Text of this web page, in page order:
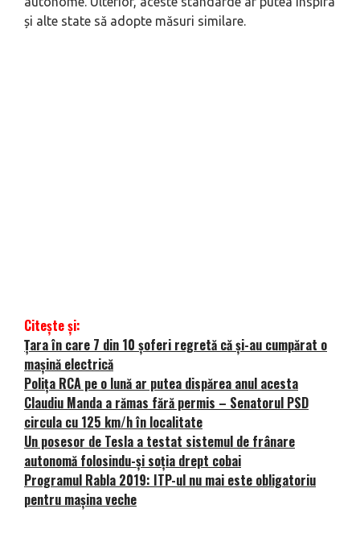
și alte state să adopte măsuri similare.
Citește și:
Țara în care 7 din 10 șoferi regretă că și-au cumpărat o
mașină electrică
Polița RCA pe o lună ar putea dispărea anul acesta
Claudiu Manda a rămas fără permis – Senatorul PSD
circula cu 125 km/h în localitate
Un posesor de Tesla a testat sistemul de frânare
autonomă folosindu-și soția drept cobai
Programul Rabla 2019: ITP-ul nu mai este obligatoriu
pentru mașina veche